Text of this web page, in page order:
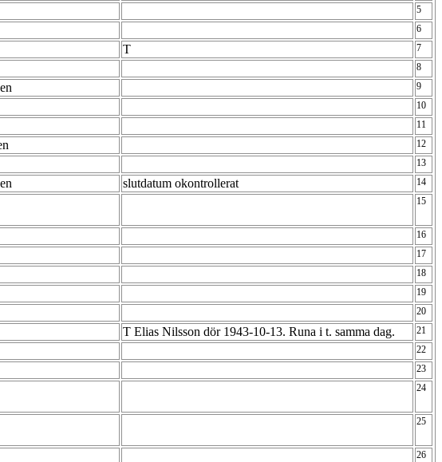
5
6
T 7
8
9
10
11
12
13
slutdatum okontrollerat 14
15
16
17
18
19
20
T Elias Nilsson dör 1943-10-13. Runa i t. samma dag. 21
22
23
24
25
26